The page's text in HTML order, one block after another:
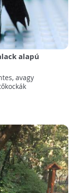
alapú
avagy